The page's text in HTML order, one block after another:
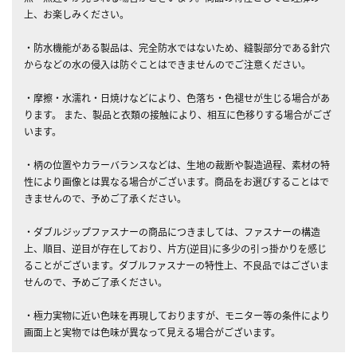
上、お楽しみください。
・防水機能がある製品は、完全防水ではないため、縫製部分である針穴
からなどの水の侵入は防ぐことはできませんのでご注意ください。
・摩擦・水濡れ・日焼けなどにより、色落ち・色褪せが生じる場合があ
ります。 また、製品と衣類の接触により、相互に色移りする場合がござ
います。
・柄の位置やカラーバランスなどは、生地の裁断や製造過程、素材の特
性により画像とは異なる場合がございます。商品をお選びすることはで
きませんので、予めご了承ください。
・ダブルジップファスナーの商品につきましては、ファスナーの構造
上、順目、逆目が存在しており、片方(逆目)に多少の引っ掛かりを感じ
ることがございます。ダブルファスナーの特性上、不良品ではございま
せんので、予めご了承ください。
・極力実物に近い色味を再現しておりますが、モニター等の条件により
画面上と実物では色味が異なって見える場合がございます。